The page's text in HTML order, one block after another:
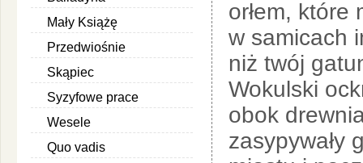
Mały Książę
Przedwiośnie
Skąpiec
Syzyfowe prace
Wesele
Quo vadis
orłem,
w samicach
niż twój
Wokulski
obok
zasypywały